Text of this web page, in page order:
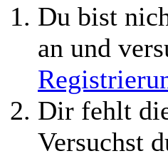
Du bist
an und
Dir fehlt
Versuchst